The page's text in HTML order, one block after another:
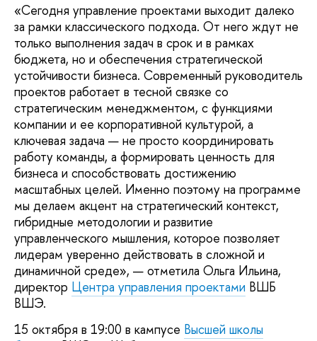
«Сегодня управление проектами выходит далеко
за рамки классического подхода. От него ждут не
только выполнения задач в срок и в рамках
бюджета, но и обеспечения стратегической
устойчивости бизнеса. Современный руководитель
проектов работает в тесной связке со
стратегическим менеджментом, с функциями
компании и ее корпоративной культурой, а
ключевая задача — не просто координировать
работу команды, а формировать ценность для
бизнеса и способствовать достижению
масштабных целей. Именно поэтому на программе
мы делаем акцент на стратегический контекст,
гибридные методологии и развитие
управленческого мышления, которое позволяет
лидерам уверенно действовать в сложной и
динамичной среде», — отметила Ольга Ильина,
директор Центра управления проектами ВШБ
ВШЭ.
15 октября в 19:00 в кампусе Высшей школы